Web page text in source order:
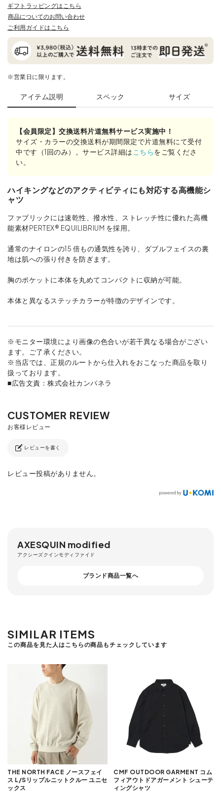
ギフトラッピングはこちら
商品についてのお問い合わせ
ご利用ガイドはこちら
※営業日に限ります。
アイテム説明 スペック サイズ
【会員限定】交換送料片道無料サービス実施中！
サイズ・カラーの交換送料が期間限定で片道無料にて受付
中です（1回のみ）。サービス詳細は こちらをご覧くださ
い。
ハイキングなどのアクティビティにも対応する高機能シ
ャツ
ファブリックには速乾性、撥水性、ストレッチ性に優れた高機
能素材PERTEX® EQUILIBRIUM を採用。
通常のナイロンの15 倍もの通気性を誇り、ダブルフェイスの裏
地は肌への張り付きを防ぎます。
胸のポケットに本体を丸めてコンパクトに収納が可能。
本体と異なるステッチカラーが特徴のデザインです。
※モニター環境により画像の色合いが若干異なる場合がござい
ます。ご了承ください。
※当店では、正規のルートから仕入れをおこなった商品を取り
扱っております。
■広告文責：株式会社カンパネラ
レビューを書く
レビュー投稿がありません。
AXESQUIN modified
アクシーズクインモディファイド
ブランド商品一覧へ
SIMILAR ITEMS
この商品を見た人はこちらの商品もチェックしています
THE NORTH FACE ノースフェイ
ス L/Sリップルニットクルー ユニセ
ックス
CMF OUTDOOR GARMENT コム
フィアウトドアガーメント シューテ
ィングシャツ